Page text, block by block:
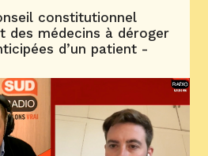
constitutionnel
des médecins à déroger
d’un patient -